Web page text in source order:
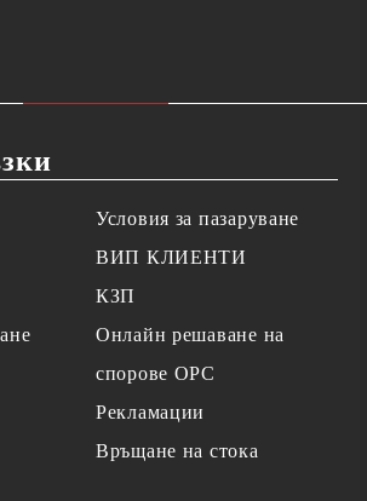
Условия за пазаруване
ВИП КЛИЕНТИ
КЗП
Онлайн решаване на
спорове OPC
Рекламации
Връщане на стока